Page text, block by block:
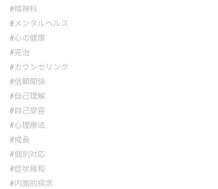
#精神科
#メンタルヘルス
#心の健康
#完治
#カウンセリング
#信頼関係
#自己理解
#自己受容
#心理療法
#成長
#個別対応
#症状緩和
#内面的探求